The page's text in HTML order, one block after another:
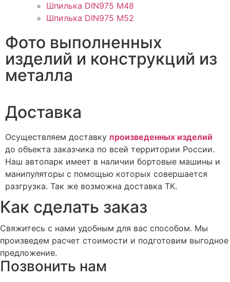
Шпилька DIN975 М48
Шпилька DIN975 М52
Фото выполненных
изделий и конструкций из
металла
Доставка
Осуществляем доставку произведенных изделий
до объекта заказчика по всей территории России.
Наш автопарк имеет в наличии бортовые машины и
манипуляторы с помощью которых совершается
разгрузка. Так же возможна доставка ТК.
Как сделать заказ
Свяжитесь с нами удобным для вас способом. Мы
произведем расчет стоимости и подготовим выгодное
предложение.
Позвонить нам